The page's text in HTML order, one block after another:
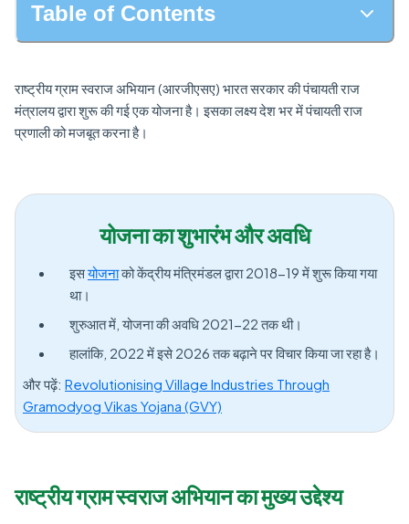
Table of Contents
राष्ट्रीय ग्राम स्वराज अभियान (आरजीएसए) भारत सरकार की पंचायती राज
मंत्रालय द्वारा शुरू की गई एक योजना है। इसका लक्ष्य देश भर में पंचायती राज
प्रणाली को मजबूत करना है।
योजना का शुभारंभ और अवधि
इसयोजनाको केंद्रीय मंत्रिमंडल द्वारा 2018-19 में शुरू किया गया
था।
शुरुआत में, योजना की अवधि 2021-22 तक थी।
हालांकि, 2022 में इसे 2026 तक बढ़ाने पर विचार किया जा रहा है।
और पढ़ें: Revolutionising Village Industries Through
Gramodyog Vikas Yojana (GVY)
राष्ट्रीय ग्राम स्वराज अभियान का मुख्य उद्देश्य